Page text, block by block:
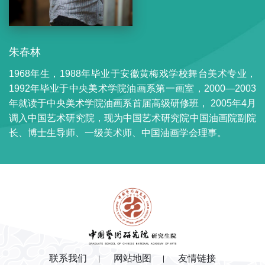
朱春林
1968年生，1988年毕业于安徽黄梅戏学校舞台美术专业，
1992年毕业于中央美术学院油画系第一画室，2000—2003
年就读于中央美术学院油画系首届高级研修班， 2005年4月
调入中国艺术研究院，现为中国艺术研究院中国油画院副院
长、博士生导师、一级美术师、中国油画学会理事。
联系我们 网站地图 友情链接